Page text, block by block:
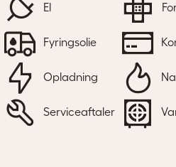
El
Fyringsolie
Opladning
Serviceaftaler